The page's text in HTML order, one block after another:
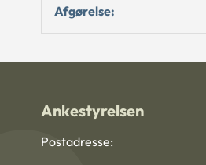
Afgørelse:
Ankestyrelsen
Postadresse: